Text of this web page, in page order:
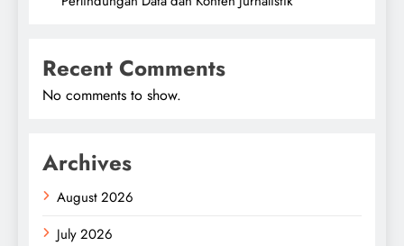
Recent Comments
No comments to show.
Archives
August 2026
July 2026